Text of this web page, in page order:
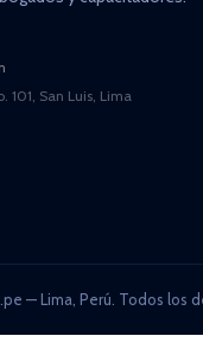
101, San Luis, Lima
— Lima, Perú. Todos los